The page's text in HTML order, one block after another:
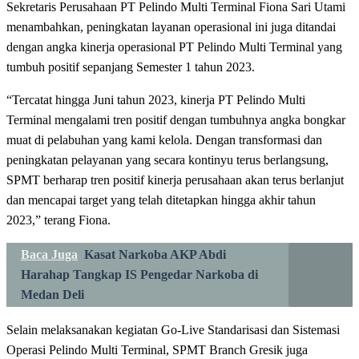
Sekretaris Perusahaan PT Pelindo Multi Terminal Fiona Sari Utami
menambahkan, peningkatan layanan operasional ini juga ditandai
dengan angka kinerja operasional PT Pelindo Multi Terminal yang
tumbuh positif sepanjang Semester 1 tahun 2023.
“Tercatat hingga Juni tahun 2023, kinerja PT Pelindo Multi
Terminal mengalami tren positif dengan tumbuhnya angka bongkar
muat di pelabuhan yang kami kelola. Dengan transformasi dan
peningkatan pelayanan yang secara kontinyu terus berlangsung,
SPMT berharap tren positif kinerja perusahaan akan terus berlanjut
dan mencapai target yang telah ditetapkan hingga akhir tahun
2023,” terang Fiona.
Baca Juga Kasat Narkoba AKP Abdi
Harahap Tangkap IS Pengedar Narkoba di
Medan Deli
Selain melaksanakan kegiatan Go-Live Standarisasi dan Sistemasi
Operasi Pelindo Multi Terminal, SPMT Branch Gresik juga